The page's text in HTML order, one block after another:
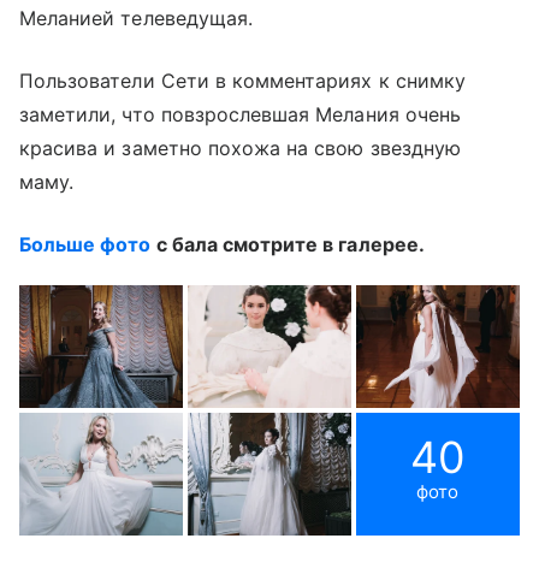
Меланией телеведущая.
Пользователи Сети в комментариях к снимку
заметили, что повзрослевшая Мелания очень
красива и заметно похожа на свою звездную
маму.
Больше фото с бала смотрите в галерее.
40
фото